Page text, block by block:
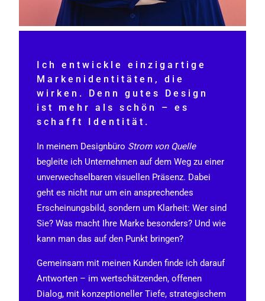
Ich entwickle einzigartige
Markenidentitäten, die
wirken. Denn gutes Design
ist mehr als schön – es
schafft Identität.
In meinem Designbüro Strom von Quelle
begleite ich Unternehmen auf dem Weg zu einer
unverwechselbaren visuellen Präsenz. Dabei
geht es nicht nur um ein ansprechendes
Erscheinungsbild, sondern um Klarheit: Wer sind
Sie? Was macht Ihre Marke besonders? Und wie
kann man das auf den Punkt bringen?
Gemeinsam mit meinen Kunden finde ich darauf
Antworten – im wertschätzenden, offenen
Dialog, mit konzeptioneller Tiefe, strategischem